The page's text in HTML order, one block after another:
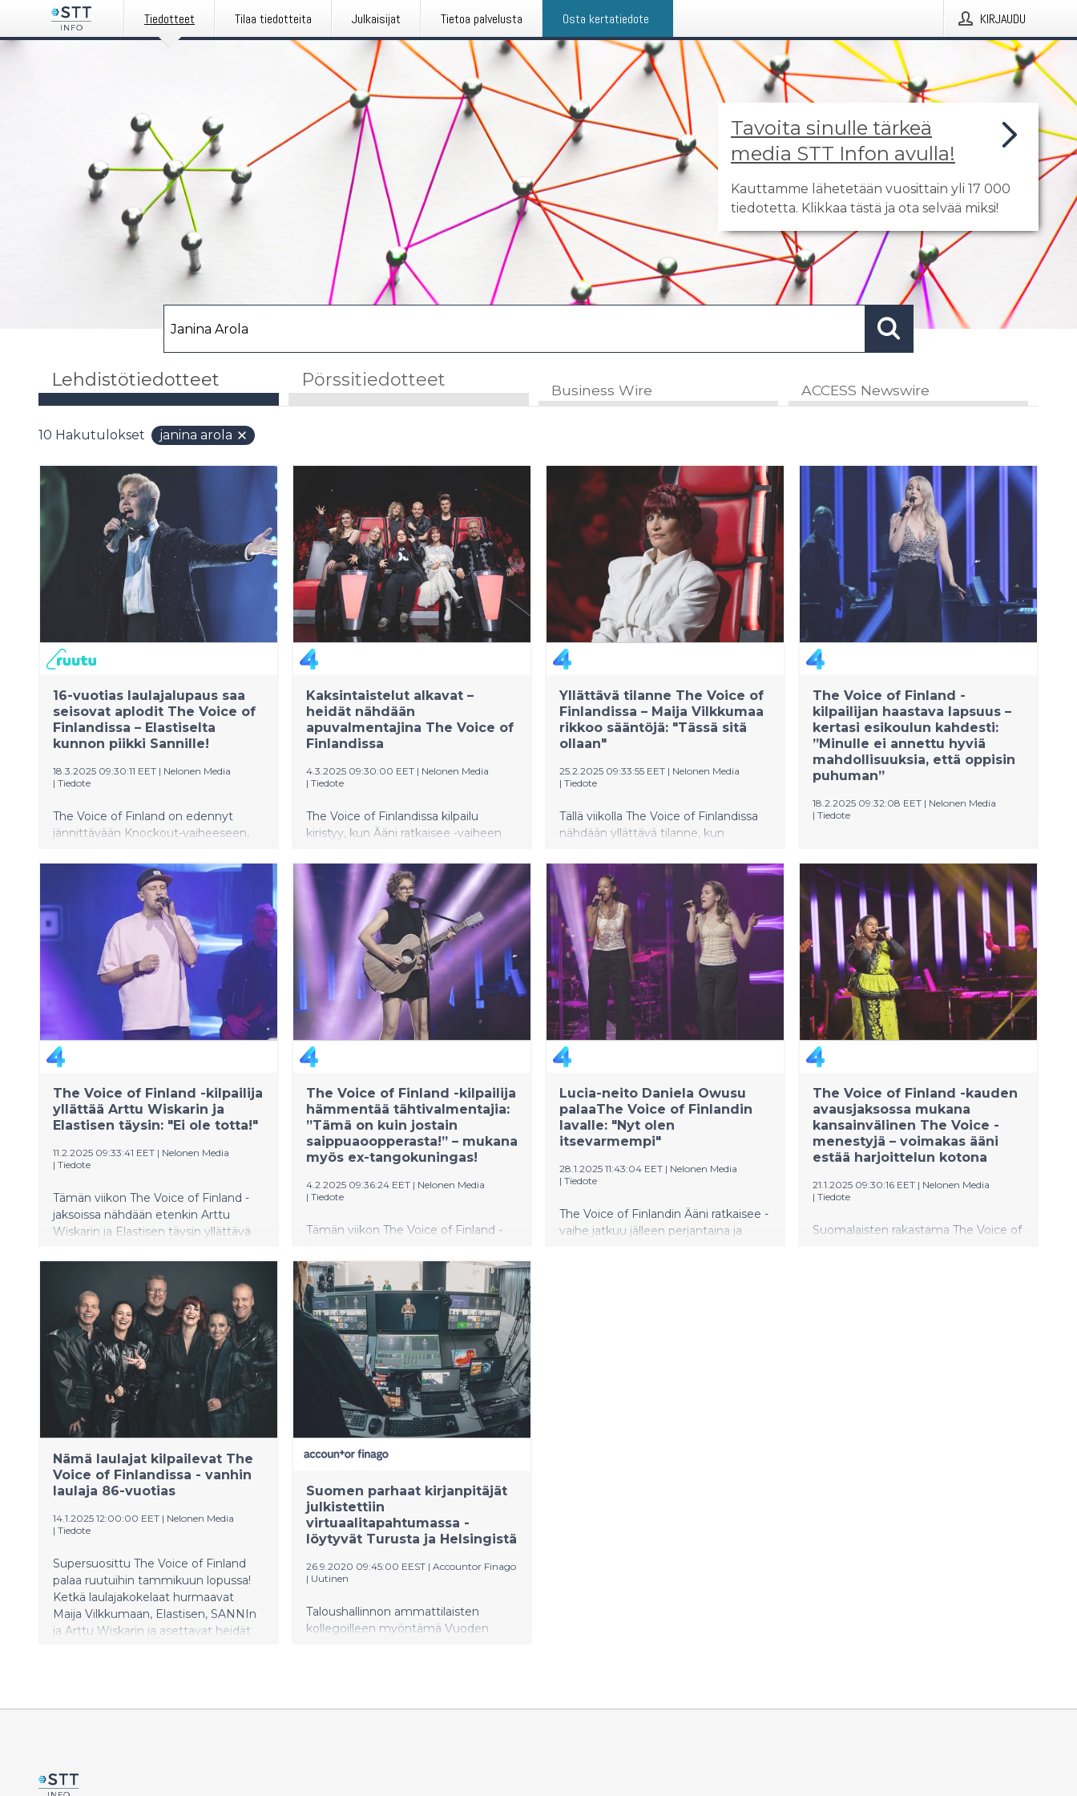
Tiedotteet Tilaa tiedotteita Julkaisijat Tietoa palvelusta Osta kertatiedote KIRJAUDU
Tavoita sinulle tärkeä
media STT Infon avulla!
Kauttamme lähetetään vuosittain yli 17 000
tiedotetta. Klikkaa tästä ja ota selvää miksi!
Lehdistötiedotteet Pörssitiedotteet Business Wire ACCESS Newswire
10 Hakutulokset janina arola
16-vuotias laulajalupaus saa
seisovat aplodit The Voice of
Finlandissa – Elastiselta
kunnon piikki Sannille!
18.3.2025 09:30:11 EET | Nelonen Media
| Tiedote
The Voice of Finland on edennyt
jännittävään Knockout-vaiheeseen,
kilpailevat paikoista suorissa
Kaksintaistelut alkavat –
heidät nähdään
apuvalmentajina The Voice of
Finlandissa
4.3.2025 09:30:00 EET | Nelonen Media
| Tiedote
The Voice of Finlandissa kilpailu
kiristyy, kun Ääni ratkaisee -vaiheen
Tähtivalmentajilla on tiimeissään 12
laulajaa, Maija Vilkkumaalla on
poikkeuksellisesti 13 laulajaa.
Yllättävä tilanne The Voice of
Finlandissa – Maija Vilkkumaa
rikkoo sääntöjä: "Tässä sitä
ollaan"
25.2.2025 09:33:55 EET | Nelonen Media
| Tiedote
Tällä viikolla The Voice of Finlandissa
nähdään yllättävä tilanne, kun
rikkoo kilpailun sääntöjä.
The Voice of Finland -
kilpailijan haastava lapsuus –
kertasi esikoulun kahdesti:
”Minulle ei annettu hyviä
mahdollisuuksia, että oppisin
puhuman”
18.2.2025 09:32:08 EET | Nelonen Media
| Tiedote
nähdään lapsena suuret haasteet
selättänyt laulaja sekä
tähtivalmentajat ällikällä lyövä nuori
lupaus.
The Voice of Finland -kilpailija
yllättää Arttu Wiskarin ja
Elastisen täysin: "Ei ole totta!"
11.2.2025 09:33:41 EET | Nelonen Media
| Tiedote
Tämän viikon The Voice of Finland -
jaksoissa nähdään etenkin Arttu
Wiskarin ja Elastisen täysin yllättävä
The Voice of Finland -kilpailija
hämmentää tähtivalmentajia:
”Tämä on kuin jostain
saippuaoopperasta!” – mukana
myös ex-tangokuningas!
4.2.2025 09:36:24 EET | Nelonen Media
| Tiedote
Tämän viikon The Voice of Finland -
sukulaissuhteellaan hämmentävä
laulajalupaus sekä takavuosien
tangokuningas.
Lucia-neito Daniela Owusu
palaaThe Voice of Finlandin
lavalle: "Nyt olen
itsevarmempi"
28.1.2025 11:43:04 EET | Nelonen Media
| Tiedote
The Voice of Finlandin Ääni ratkaisee -
vaihe jatkuu jälleen perjantaina ja
The Voice of Finland -kauden
avausjaksossa mukana
kansainvälinen The Voice -
menestyjä – voimakas ääni
estää harjoittelun kotona
21.1.2025 09:30:16 EET | Nelonen Media
| Tiedote
Suomalaisten rakastama The Voice of
Nämä laulajat kilpailevat The
Voice of Finlandissa - vanhin
laulaja 86-vuotias
14.1.2025 12:00:00 EET | Nelonen Media
| Tiedote
Supersuosittu The Voice of Finland
palaa ruutuihin tammikuun lopussa!
Ketkä laulajakokelaat hurmaavat
Maija Vilkkumaan, Elastisen, SANNIn
ja Arttu Wiskarin ja asettavat heidät
Suomen parhaat kirjanpitäjät
julkistettiin
virtuaalitapahtumassa -
löytyvät Turusta ja Helsingistä
26.9.2020 09:45:00 EEST | Accountor Finago
| Uutinen
Taloushallinnon ammattilaisten
kollegoilleen myöntämä Vuoden
perjantaina virtuaalisesti järjestetyssä